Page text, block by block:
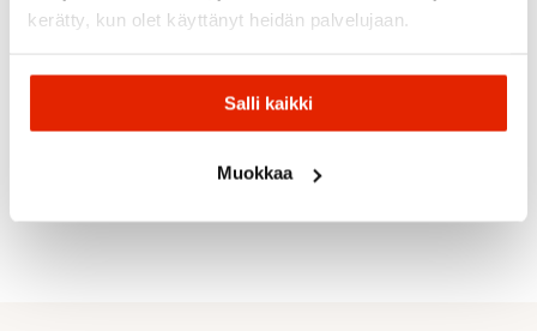
kerätty, kun olet käyttänyt heidän palvelujaan.
Salli kaikki
Muokkaa
Ortovox
TUMMAN
SININEN
Black
70L
Vaude